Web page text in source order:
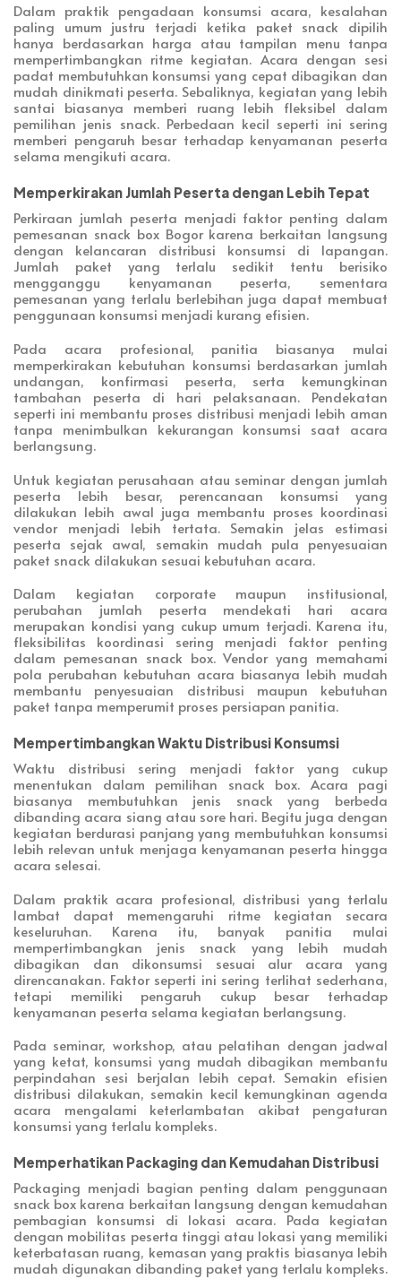
Dalam praktik pengadaan konsumsi acara, kesalahan
paling umum justru terjadi ketika paket snack dipilih
hanya berdasarkan harga atau tampilan menu tanpa
mempertimbangkan ritme kegiatan. Acara dengan sesi
padat membutuhkan konsumsi yang cepat dibagikan dan
mudah dinikmati peserta. Sebaliknya, kegiatan yang lebih
santai biasanya memberi ruang lebih fleksibel dalam
pemilihan jenis snack. Perbedaan kecil seperti ini sering
memberi pengaruh besar terhadap kenyamanan peserta
selama mengikuti acara.
Memperkirakan Jumlah Peserta dengan Lebih Tepat
Perkiraan jumlah peserta menjadi faktor penting dalam
pemesanan snack box Bogor karena berkaitan langsung
dengan kelancaran distribusi konsumsi di lapangan.
Jumlah paket yang terlalu sedikit tentu berisiko
mengganggu kenyamanan peserta, sementara
pemesanan yang terlalu berlebihan juga dapat membuat
penggunaan konsumsi menjadi kurang efisien.
Pada acara profesional, panitia biasanya mulai
memperkirakan kebutuhan konsumsi berdasarkan jumlah
undangan, konfirmasi peserta, serta kemungkinan
tambahan peserta di hari pelaksanaan. Pendekatan
seperti ini membantu proses distribusi menjadi lebih aman
tanpa menimbulkan kekurangan konsumsi saat acara
berlangsung.
Untuk kegiatan perusahaan atau seminar dengan jumlah
peserta lebih besar, perencanaan konsumsi yang
dilakukan lebih awal juga membantu proses koordinasi
vendor menjadi lebih tertata. Semakin jelas estimasi
peserta sejak awal, semakin mudah pula penyesuaian
paket snack dilakukan sesuai kebutuhan acara.
Dalam kegiatan corporate maupun institusional,
perubahan jumlah peserta mendekati hari acara
merupakan kondisi yang cukup umum terjadi. Karena itu,
fleksibilitas koordinasi sering menjadi faktor penting
dalam pemesanan snack box. Vendor yang memahami
pola perubahan kebutuhan acara biasanya lebih mudah
membantu penyesuaian distribusi maupun kebutuhan
paket tanpa memperumit proses persiapan panitia.
Mempertimbangkan Waktu Distribusi Konsumsi
Waktu distribusi sering menjadi faktor yang cukup
menentukan dalam pemilihan snack box. Acara pagi
biasanya membutuhkan jenis snack yang berbeda
dibanding acara siang atau sore hari. Begitu juga dengan
kegiatan berdurasi panjang yang membutuhkan konsumsi
lebih relevan untuk menjaga kenyamanan peserta hingga
acara selesai.
Dalam praktik acara profesional, distribusi yang terlalu
lambat dapat memengaruhi ritme kegiatan secara
keseluruhan. Karena itu, banyak panitia mulai
mempertimbangkan jenis snack yang lebih mudah
dibagikan dan dikonsumsi sesuai alur acara yang
direncanakan. Faktor seperti ini sering terlihat sederhana,
tetapi memiliki pengaruh cukup besar terhadap
kenyamanan peserta selama kegiatan berlangsung.
Pada seminar, workshop, atau pelatihan dengan jadwal
yang ketat, konsumsi yang mudah dibagikan membantu
perpindahan sesi berjalan lebih cepat. Semakin efisien
distribusi dilakukan, semakin kecil kemungkinan agenda
acara mengalami keterlambatan akibat pengaturan
konsumsi yang terlalu kompleks.
Memperhatikan Packaging dan Kemudahan Distribusi
Packaging menjadi bagian penting dalam penggunaan
snack box karena berkaitan langsung dengan kemudahan
pembagian konsumsi di lokasi acara. Pada kegiatan
dengan mobilitas peserta tinggi atau lokasi yang memiliki
keterbatasan ruang, kemasan yang praktis biasanya lebih
mudah digunakan dibanding paket yang terlalu kompleks.